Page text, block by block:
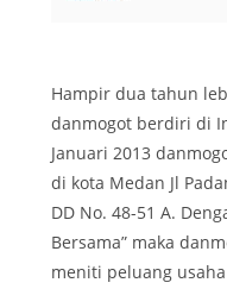
Hampir dua tahun
danmogot berdiri di
Januari 2013
di kota Medan Jl
DD No. 48-51 A.
Bersama” maka
meniti peluang